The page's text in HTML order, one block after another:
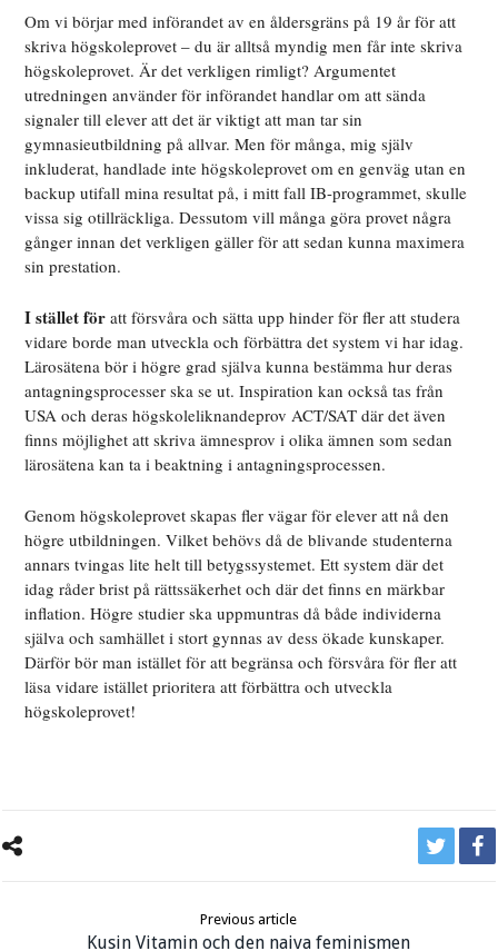
Om vi börjar med införandet av en åldersgräns på 19 år för att
skriva högskoleprovet – du är alltså myndig men får inte skriva
högskoleprovet. Är det verkligen rimligt? Argumentet
utredningen använder för införandet handlar om att sända
signaler till elever att det är viktigt att man tar sin
gymnasieutbildning på allvar. Men för många, mig själv
inkluderat, handlade inte högskoleprovet om en genväg utan en
backup utifall mina resultat på, i mitt fall IB-programmet, skulle
vissa sig otillräckliga. Dessutom vill många göra provet några
gånger innan det verkligen gäller för att sedan kunna maximera
sin prestation.
I stället för att försvåra och sätta upp hinder för fler att studera
vidare borde man utveckla och förbättra det system vi har idag.
Lärosätena bör i högre grad själva kunna bestämma hur deras
antagningsprocesser ska se ut. Inspiration kan också tas från
USA och deras högskoleliknandeprov ACT/SAT där det även
finns möjlighet att skriva ämnesprov i olika ämnen som sedan
lärosätena kan ta i beaktning i antagningsprocessen.
Genom högskoleprovet skapas fler vägar för elever att nå den
högre utbildningen. Vilket behövs då de blivande studenterna
annars tvingas lite helt till betygssystemet. Ett system där det
idag råder brist på rättssäkerhet och där det finns en märkbar
inflation. Högre studier ska uppmuntras då både individerna
själva och samhället i stort gynnas av dess ökade kunskaper.
Därför bör man istället för att begränsa och försvåra för fler att
läsa vidare istället prioritera att förbättra och utveckla
högskoleprovet!
Previous article
Kusin Vitamin och den naiva feminismen